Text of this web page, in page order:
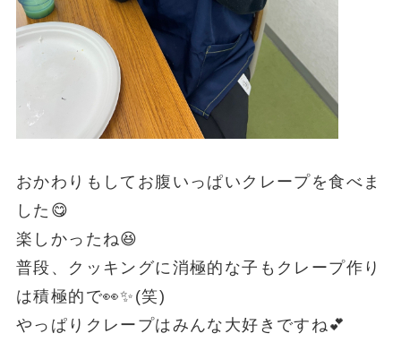
おかわりもしてお腹いっぱいクレープを食べま
した😋
楽しかったね😆
普段、クッキングに消極的な子もクレープ作り
は積極的で👀✨(笑)
やっぱりクレープはみんな大好きですね💕